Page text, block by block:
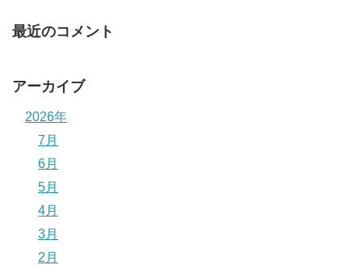
最近のコメント
アーカイブ
2026年
7月
6月
5月
4月
3月
2月